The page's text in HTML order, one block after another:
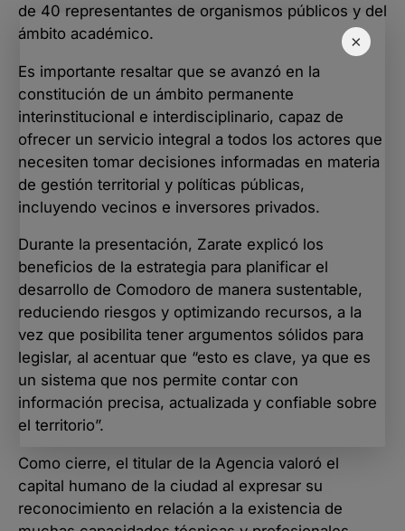
×
de 40 representantes de organismos públicos y del
ámbito académico.
Es importante resaltar que se avanzó en la
constitución de un ámbito permanente
interinstitucional e interdisciplinario, capaz de
ofrecer un servicio integral a todos los actores que
necesiten tomar decisiones informadas en materia
de gestión territorial y políticas públicas,
incluyendo vecinos e inversores privados.
Durante la presentación, Zarate explicó los
beneficios de la estrategia para planificar el
desarrollo de Comodoro de manera sustentable,
reduciendo riesgos y optimizando recursos, a la
vez que posibilita tener argumentos sólidos para
legislar, al acentuar que “esto es clave, ya que es
un sistema que nos permite contar con
información precisa, actualizada y confiable sobre
el territorio”.
Como cierre, el titular de la Agencia valoró el
capital humano de la ciudad al expresar su
reconocimiento en relación a la existencia de